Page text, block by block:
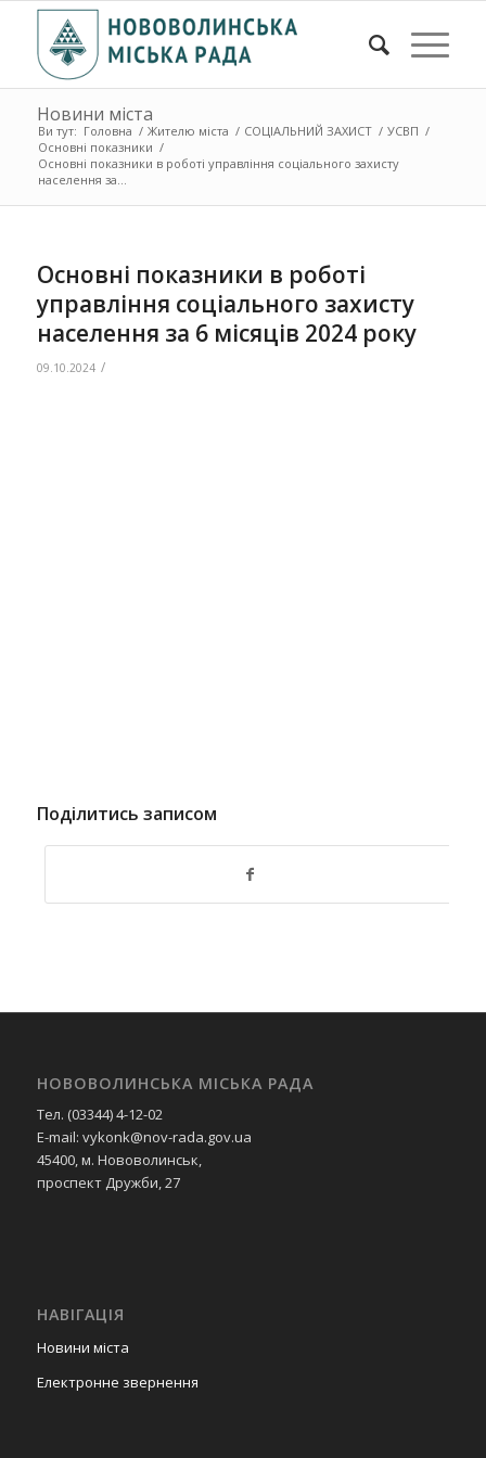
Новини міста
Ви тут: Головна / Жителю міста / СОЦІАЛЬНИЙ ЗАХИСТ / УСВП /
Основні показники /
Основні показники в роботі управління соціального захисту
населення за...
Основні показники в роботі
управління соціального захисту
населення за 6 місяців 2024 року
09.10.2024 /
Поділитись записом
НОВОВОЛИНСЬКА МІСЬКА РАДА
Тел. (03344) 4-12-02
E-mail: vykonk@nov-rada.gov.ua
45400, м. Нововолинськ,
проспект Дружби, 27
НАВІГАЦІЯ
Новини міста
Електронне звернення